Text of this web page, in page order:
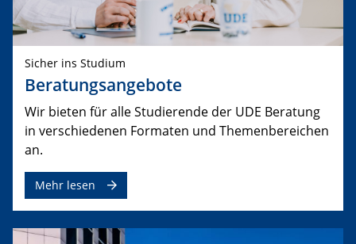
Sicher ins Studium
Beratungsangebote
Wir bieten für alle Studierende der UDE Beratung
in verschiedenen Formaten und Themenbereichen
an.
Mehr lesen